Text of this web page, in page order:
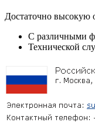
Достаточно высокую
С различными
Технической